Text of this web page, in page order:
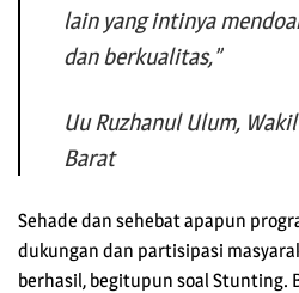
lain yang intinya
dan berkualitas,”
Uu Ruzhanul Ulum,
Barat
Sehade dan sehebat apapun
dukungan dan partisipasi
berhasil, begitupun soal Stunting.